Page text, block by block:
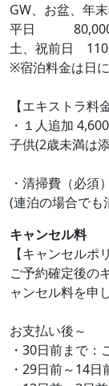
GW、お盆、年
平日 80,000
土、祝前日
※宿泊料金は日
【エキストラ料金
・１人追加
子供(2歳未満は
・清掃費（必須
(連泊の場合でも
キャンセル料
【キャンセルポ
ご予約確定後の
ャンセル料を申
お支払い後～
・30日前まで：
・29日前～14日